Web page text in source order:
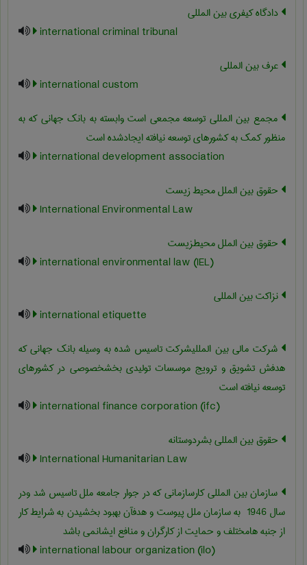
دادگاه کیفری بین المللی
international criminal tribunal
عرف بین المللی
international custom
مجمع بین المللی توسعه مجمعی است وابسته به بانک جهانی که به
منظور کمک به کشورهای توسعه نیافته ایجادشده است
international development association
حقوق بین الملل محیط زیست
International Environmental Law
حقوق بین الملل محیطزیست
international environmental law (IEL)
نزاکت بین المللی
international etiquette
شرکت مالی بین المللیشرکت تاسیس شده به وسیله بانک جهانی که
هدفش تشویق و ترویج موسسات تولیدی بخشخصوصی در کشورهای
توسعه نیافته است
international finance corporation (ifc)
حقوق بین المللی بشردوستانه
International Humanitarian Law
سازمان بین المللی کارسازمانی که در جوار جامعه ملل تاسیس شد ودر
سال ‎ 1946 به سازمان ملل پیوست و هدفآن بهبود بخشیدن به شرایط کار
از جنبه هامختلف و حمایت از کارگران و منافع ایشانمی باشد
international labour organization (ilo)